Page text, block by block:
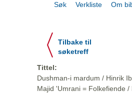
Søk Verkliste Om
Tilbake til
søketreff
Tittel:
Dushman-i mardum / Hinrik
Majid 'Umrani = Folkefiende /